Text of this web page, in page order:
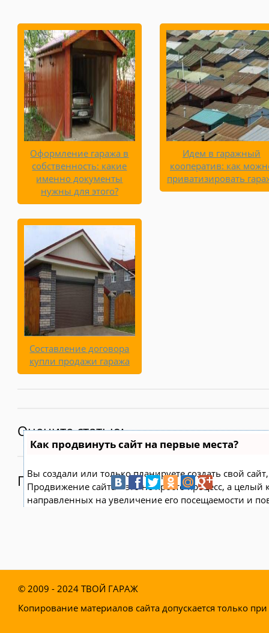
Оформление гаража в
собственность: какие
именно документы
нужны для этого?
Идем в гаражный
кооператив: как
приватизировать
Составление договора
купли продажи гаража
Оцените статью:
Как продвинуть сайт на первые места?
Вы создали или только планируете создать свой
Продвижение сайта – это не просто процесс, а
направленных на увеличение его посещаемости и
появляются уже в течение первых 7 дней. Если ни
Топ10 за месяц, то вSeoHammerза бустервернут
Поделитесь:
© 2009 - 2024 ТВОЙ ГАРАЖ
Копирование материалов сайта допускается только